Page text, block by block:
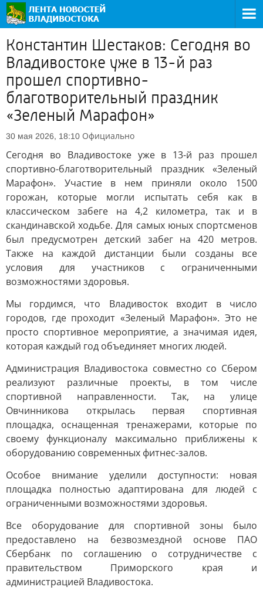
Константин Шестаков: Сегодня во
Владивостоке уже в 13-й раз
прошел спортивно-
благотворительный праздник
«Зеленый Марафон»
30 мая 2026, 18:10 Официально
Сегодня во Владивостоке уже в 13-й раз прошел
спортивно-благотворительный праздник «Зеленый
Марафон». Участие в нем приняли около 1500
горожан, которые могли испытать себя как в
классическом забеге на 4,2 километра, так и в
скандинавской ходьбе. Для самых юных спортсменов
был предусмотрен детский забег на 420 метров.
Также на каждой дистанции были созданы все
условия для участников с ограниченными
возможностями здоровья.
Мы гордимся, что Владивосток входит в число
городов, где проходит «Зеленый Марафон». Это не
просто спортивное мероприятие, а значимая идея,
которая каждый год объединяет многих людей.
Администрация Владивостока совместно со Сбером
реализуют различные проекты, в том числе
спортивной направленности. Так, на улице
Овчинникова открылась первая спортивная
площадка, оснащенная тренажерами, которые по
своему функционалу максимально приближены к
оборудованию современных фитнес-залов.
Особое внимание уделили доступности: новая
площадка полностью адаптирована для людей с
ограниченными возможностями здоровья.
Все оборудование для спортивной зоны было
предоставлено на безвозмездной основе ПАО
Сбербанк по соглашению о сотрудничестве с
правительством Приморского края и
администрацией Владивостока.